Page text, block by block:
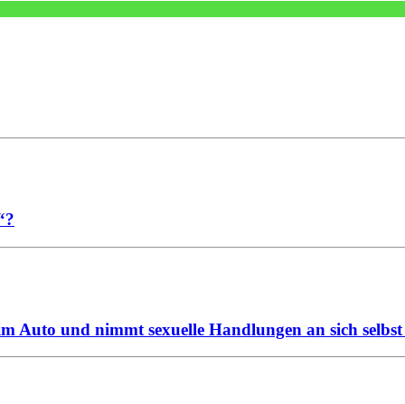
Auto und nimmt sexuelle Handlungen an sich